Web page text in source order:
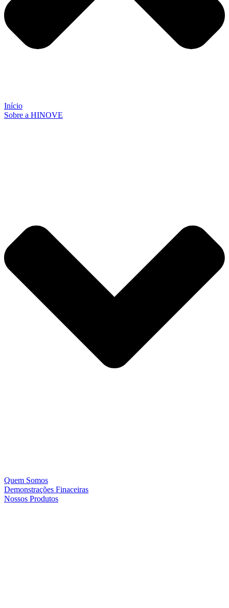
Início
Sobre a HINOVE
Quem Somos
Demonstrações Finaceiras
Nossos Produtos